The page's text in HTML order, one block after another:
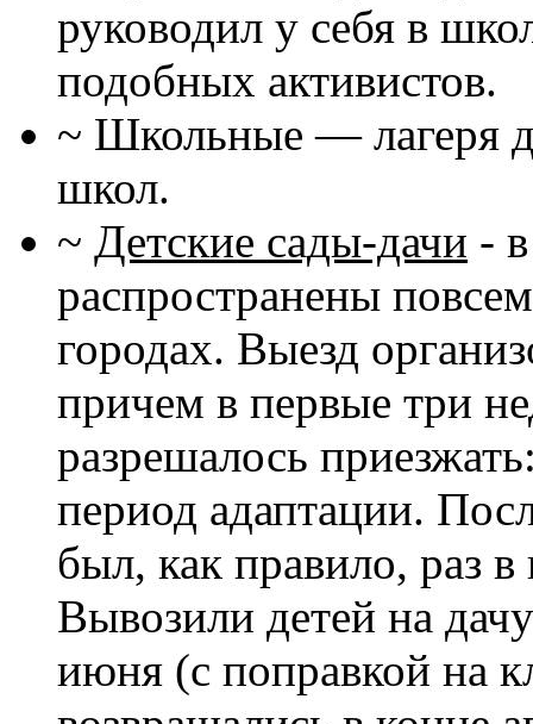
руководил у себя в
подобных активистов.
~ Школьные — лагеря
школ.
~ Детские сады-дачи -
распространены
городах. Выезд
причем в первые три
разрешалось
период адаптации.
был, как правило, раз
Вывозили детей на
июня (с поправкой на